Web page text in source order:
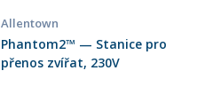
Allentown
Phantom2™ — Stanice pro
přenos zvířat, 230V